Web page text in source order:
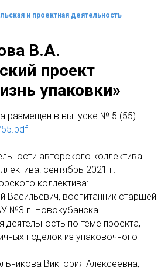
и проектная деятельность
В.А.
проект
упаковки»
размещен в выпуске № 5 (55)
авторского коллектива
сентябрь 2021 г.
коллектива:
Васильевич, воспитанник старшей
№3 г. Новокубанска.
деятельность по теме проекта,
поделок из упаковочного
Виктория Алексеевна,